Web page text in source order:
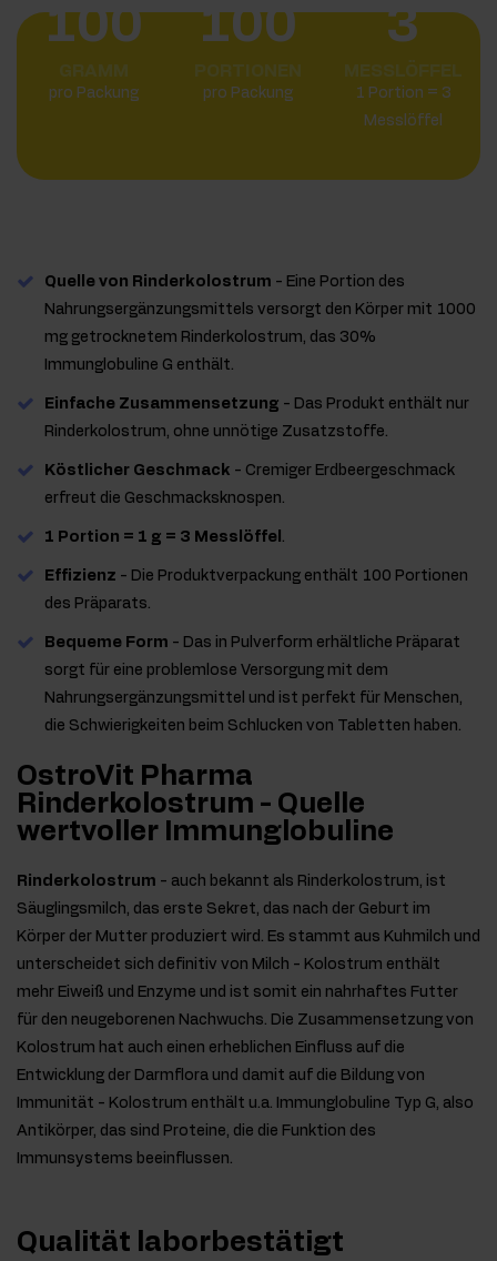
100
pro Packung
100
pro Packung
3
1 Portion = 3
Messlöffel
Quelle von Rinderkolostrum - Eine Portion des
Nahrungsergänzungsmittels versorgt den Körper mit 1000
mg getrocknetem Rinderkolostrum, das 30%
Immunglobuline G enthält.
Einfache Zusammensetzung - Das Produkt enthält nur
Rinderkolostrum, ohne unnötige Zusatzstoffe.
Köstlicher Geschmack - Cremiger Erdbeergeschmack
erfreut die Geschmacksknospen.
1 Portion = 1 g = 3 Messlöffel .
Effizienz - Die Produktverpackung enthält 100 Portionen
des Präparats.
Bequeme Form - Das in Pulverform erhältliche Präparat
sorgt für eine problemlose Versorgung mit dem
Nahrungsergänzungsmittel und ist perfekt für Menschen,
die Schwierigkeiten beim Schlucken von Tabletten haben.
OstroVit Pharma
Rinderkolostrum - Quelle
wertvoller Immunglobuline
Rinderkolostrum - auch bekannt als Rinderkolostrum, ist
Säuglingsmilch, das erste Sekret, das nach der Geburt im
Körper der Mutter produziert wird. Es stammt aus Kuhmilch und
unterscheidet sich definitiv von Milch - Kolostrum enthält
mehr Eiweiß und Enzyme und ist somit ein nahrhaftes Futter
für den neugeborenen Nachwuchs. Die Zusammensetzung von
Kolostrum hat auch einen erheblichen Einfluss auf die
Entwicklung der Darmflora und damit auf die Bildung von
Immunität - Kolostrum enthält u.a. Immunglobuline Typ G, also
Antikörper, das sind Proteine, die die Funktion des
Immunsystems beeinflussen.
Qualität laborbestätigt